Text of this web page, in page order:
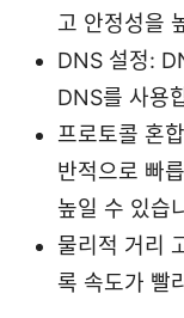
고 안정성을
DNS 설정:
DNS를 사용
프로토콜 혼
반적으로 빠
높일 수 있습
물리적 거리
록 속도가 빨